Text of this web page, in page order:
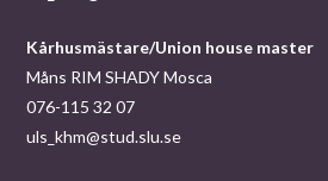
Kårhusmästare/Union house master
Måns RIM SHADY Mosca
076-115 32 07
uls_khm@stud.slu.se